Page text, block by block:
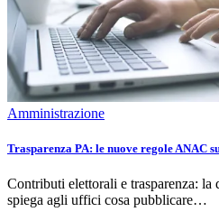
Amministrazione
Trasparenza PA: le nuove regole ANAC
Contributi elettorali e trasparenza:
spiega agli uffici cosa pubblicare…